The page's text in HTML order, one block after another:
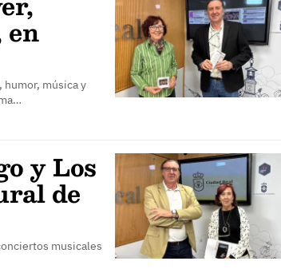
humor, música y
y Los
de
musicales